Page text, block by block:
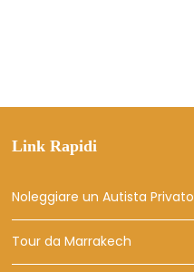
Link Rapidi
Noleggiare un Autista Privato
Tour da Marrakech